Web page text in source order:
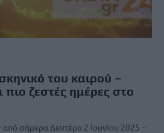
του καιρού –
πιο ζεστές ημέρες στο
σήμερα Δευτέρα 2 Ιουνίου 2025 –